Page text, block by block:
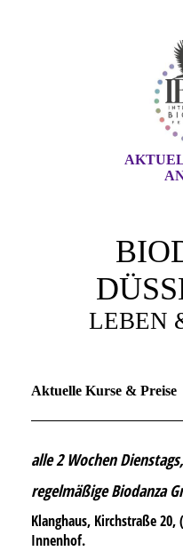
LEBEN
Aktuelle Kurse & Preise
alle 2 Wochen
regelmäßige Biodanza
Klanghaus, Kirchstraße
Innenhof.